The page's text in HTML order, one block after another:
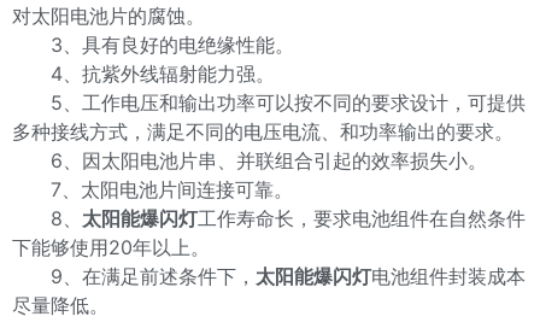
对太阳电池片的腐蚀。
3、具有良好的电绝缘性能。
4、抗紫外线辐射能力强。
5、工作电压和输出功率可以按不同的要求设计，可提供
多种接线方式，满足不同的电压电流、和功率输出的要求。
6、因太阳电池片串、并联组合引起的效率损失小。
7、太阳电池片间连接可靠。
8、 太阳能爆闪灯工作寿命长，要求电池组件在自然条件
下能够使用20年以上。
9、在满足前述条件下， 太阳能爆闪灯电池组件封装成本
尽量降低。